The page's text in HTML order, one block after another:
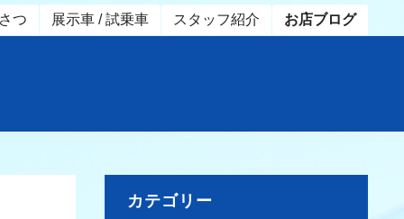
つ 展示車 / 試乗車 スタッフ紹介 お店ブログ
カテゴリー